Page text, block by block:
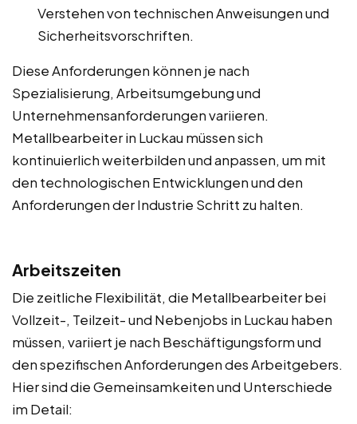
Verstehen von technischen Anweisungen und
Sicherheitsvorschriften.
Diese Anforderungen können je nach
Spezialisierung, Arbeitsumgebung und
Unternehmensanforderungen variieren.
Metallbearbeiter in Luckau müssen sich
kontinuierlich weiterbilden und anpassen, um mit
den technologischen Entwicklungen und den
Anforderungen der Industrie Schritt zu halten.
Arbeitszeiten
Die zeitliche Flexibilität, die Metallbearbeiter bei
Vollzeit-, Teilzeit- und Nebenjobs in Luckau haben
müssen, variiert je nach Beschäftigungsform und
den spezifischen Anforderungen des Arbeitgebers.
Hier sind die Gemeinsamkeiten und Unterschiede
im Detail: